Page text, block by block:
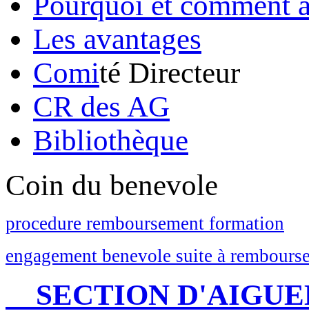
Les avantages
Comité Directeur
CR des AG
Bibliothèque
Coin du benevole
procedure remboursement formation
engagement benevole suite à
SECTION